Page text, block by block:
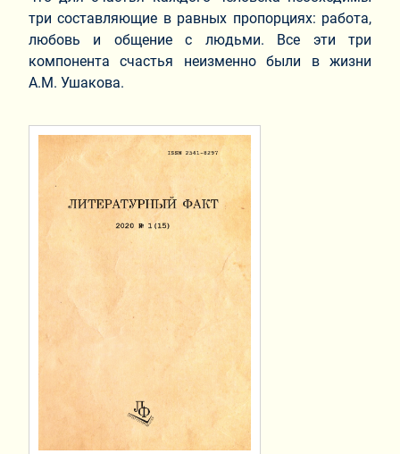
три составляющие в равных пропорциях: работа,
любовь и общение с людьми. Все эти три
компонента счастья неизменно были в жизни
А.М. Ушакова.